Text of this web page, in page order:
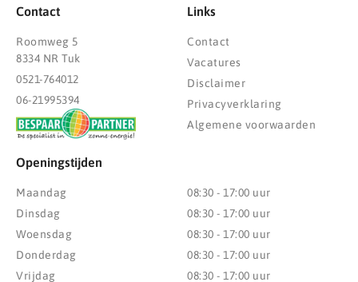
Contact
Roomweg 5
8334 NR Tuk
0521-764012
06-21995394
Links
Contact
Vacatures
Disclaimer
Privacyverklaring
Algemene voorwaarden
Openingstijden
Maandag
Dinsdag
Woensdag
Donderdag
Vrijdag
08:30 - 17:00 uur
08:30 - 17:00 uur
08:30 - 17:00 uur
08:30 - 17:00 uur
08:30 - 17:00 uur